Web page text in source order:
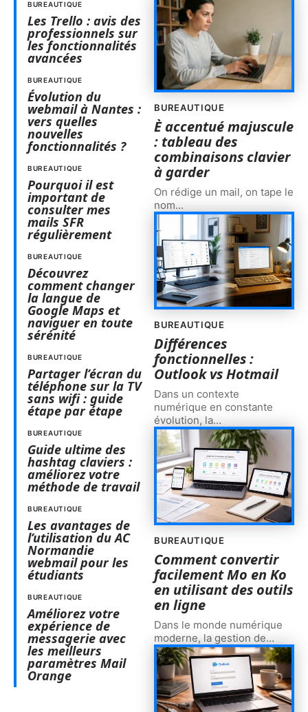
BUREAUTIQUE
Les Trello : avis des
professionnels sur
les fonctionnalités
avancées
BUREAUTIQUE
Évolution du
webmail à Nantes :
vers quelles
nouvelles
fonctionnalités ?
BUREAUTIQUE
Pourquoi il est
important de
consulter mes
mails SFR
régulièrement
BUREAUTIQUE
Découvrez
comment changer
la langue de
Google Maps et
naviguer en toute
sérénité
BUREAUTIQUE
Partager l’écran du
téléphone sur la TV
sans wifi : guide
étape par étape
BUREAUTIQUE
Guide ultime des
hashtag claviers :
améliorez votre
méthode de travail
BUREAUTIQUE
Les avantages de
l’utilisation du AC
Normandie
webmail pour les
étudiants
BUREAUTIQUE
Améliorez votre
expérience de
messagerie avec
les meilleurs
paramètres Mail
Orange
BUREAUTIQUE
È accentué majuscule
: tableau des
combinaisons clavier
à garder
On rédige un mail, on tape le
nom…
BUREAUTIQUE
Différences
fonctionnelles :
Outlook vs Hotmail
Dans un contexte
numérique en constante
évolution, la…
BUREAUTIQUE
Comment convertir
facilement Mo en Ko
en utilisant des outils
en ligne
Dans le monde numérique
moderne, la gestion de…